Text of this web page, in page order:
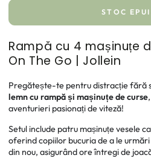
cu
4
mașinuțe
curse
din
lemn
-
On
The
cu
4
mașinuțe
curse
din
lemn
-
On
The
STOC
Rampă cu 4 mașinuțe
On The Go | Jollein
Pregătește-te pentru distracție fără
lemn cu rampăși mașinuțe de curse
aventurieri pasionați de viteză!
Setul include patru mașinuțe vesele
oferindcopiilor bucuria de a le
din nou, asigurândore întregi de